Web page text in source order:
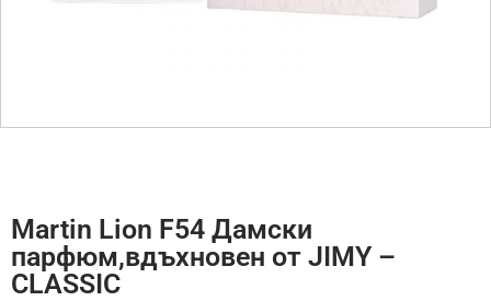
Martin Lion F54 Дамски
парфюм,вдъхновен от JIMY –
CLASSIC